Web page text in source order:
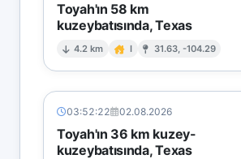
Toyah'ın 58 km
kuzeybatısında, Texas
4.2 km I 31.63, -104.29
03:52:22 02.08.2026
Toyah'ın 36 km kuzey-
kuzeybatısında, Texas